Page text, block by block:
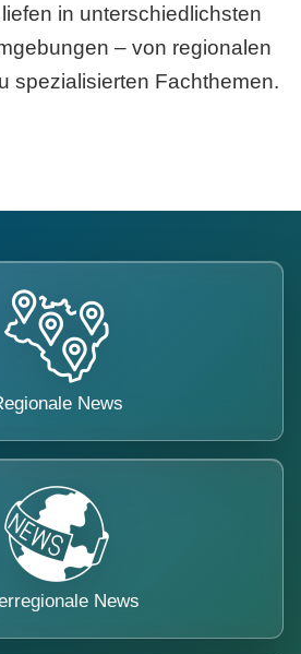
in unterschiedlichsten
– von regionalen
spezialisierten Fachthemen.
News
News